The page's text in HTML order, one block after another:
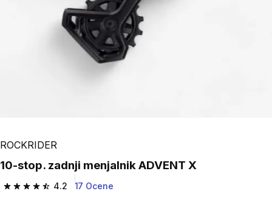
ROCKRIDER
10-stop. zadnji menjalnik ADVENT X
4.2
4.2 od 5 zvezdic from 17 ocene
17 Ocene